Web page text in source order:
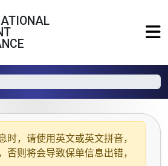
时，请使用 英文或英文拼音，
否则将会导致保单信息出错，